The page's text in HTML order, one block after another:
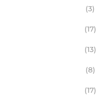
(3)
(17)
(13)
(8)
(17)